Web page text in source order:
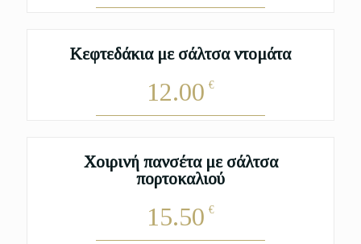
Κεφτεδάκια με σάλτσα ντομάτα
12.00 €
Χοιρινή πανσέτα με σάλτσα
πορτοκαλιού
15.50 €